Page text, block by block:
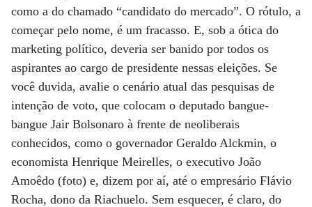
como a do chamado “candidato do mercado”. O rótulo, a
começar pelo nome, é um fracasso. E, sob a ótica do
marketing político, deveria ser banido por todos os
aspirantes ao cargo de presidente nessas eleições. Se
você duvida, avalie o cenário atual das pesquisas de
intenção de voto, que colocam o deputado bangue-
bangue Jair Bolsonaro à frente de neoliberais
conhecidos, como o governador Geraldo Alckmin, o
economista Henrique Meirelles, o executivo João
Amoêdo (foto) e, dizem por aí, até o empresário Flávio
Rocha, dono da Riachuelo. Sem esquecer, é claro, do